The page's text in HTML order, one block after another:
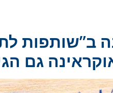
ב”שותפות
גם